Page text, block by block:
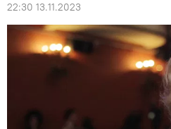
22:30 13.11.2023